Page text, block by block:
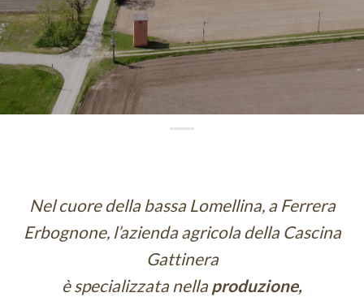
Nel cuore della bassa Lomellina, a Ferrera
Erbognone, l’azienda agricola della Cascina
Gattinera
è specializzata nella produzione,